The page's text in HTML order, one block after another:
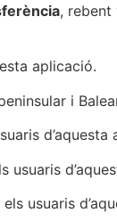
, rebent
aplicació.
i
d’aquesta
usuaris
usuaris